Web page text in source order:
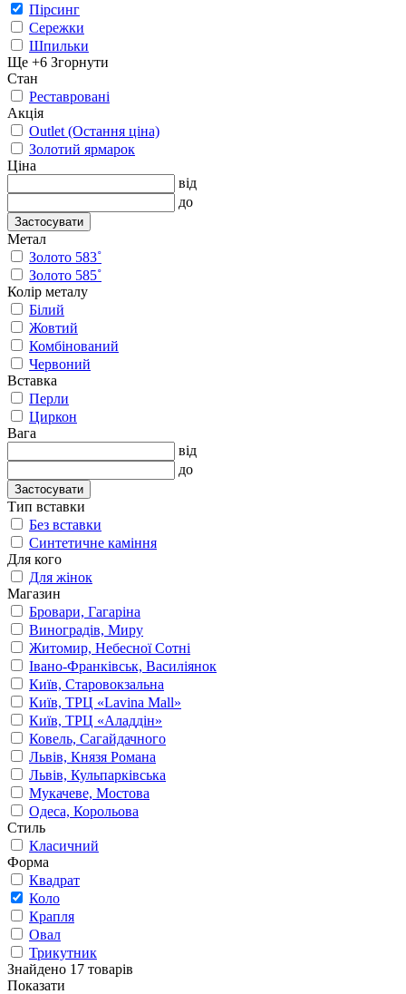
Пірсинг
Сережки
Шпильки
Ще +6 Згорнути
Стан
Реставровані
Акція
Outlet (Остання ціна)
Золотий ярмарок
Ціна
від
до
Застосувати
Метал
Золото 583˚
Золото 585˚
Колір металу
Білий
Жовтий
Комбінований
Червоний
Вставка
Перли
Циркон
Вага
від
до
Застосувати
Тип вставки
Без вставки
Синтетичне каміння
Для кого
Для жінок
Магазин
Бровари, Гагаріна
Виноградів, Миру
Житомир, Небесної Сотні
Івано-Франківськ, Василіянок
Київ, Старовокзальна
Київ, ТРЦ «Lavina Mall»
Київ, ТРЦ «Аладдін»
Ковель, Сагайдачного
Львів, Князя Романа
Львів, Кульпарківська
Мукачеве, Мостова
Одеса, Корольова
Стиль
Класичний
Форма
Квадрат
Коло
Крапля
Овал
Трикутник
Знайдено 17 товарів
Показати